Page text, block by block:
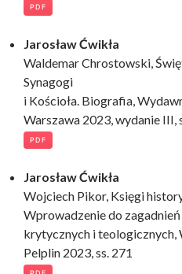
PDF
Jarosław Ćwikła
Waldemar Chrostowski,
Synagogi
i Kościoła. Biografia,
Warszawa 2023, wydanie III,
PDF
Jarosław Ćwikła
Wojciech Pikor, Księgi
Wprowadzenie do
krytycznych i teologicznych,
Pelplin 2023, ss. 271